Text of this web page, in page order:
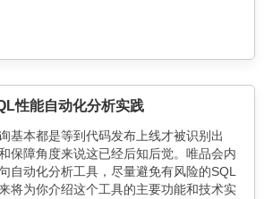
性能自动化分析实践
基本都是等到代码发布上线才被识别出
保障角度来说这已经后知后觉。唯品会内
自动化分析工具，尽量避免有风险的SQL
将为你介绍这个工具的主要功能和技术实